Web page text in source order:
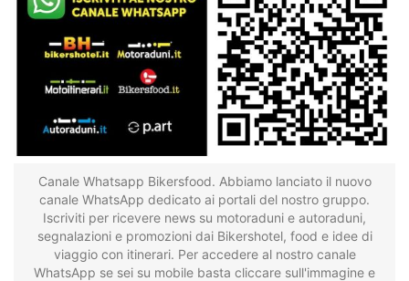
Canale Whatsapp Bikersfood. Abbiamo lanciato il nuovo
canale WhatsApp dedicato ai portali del nostro gruppo.
Iscriviti per ricevere news su motoraduni e autoraduni,
segnalazioni e promozioni dai Bikershotel, food e idee di
viaggio con itinerari. Per accedere al nostro canale
WhatsApp se sei su mobile basta cliccare sull'immagine e